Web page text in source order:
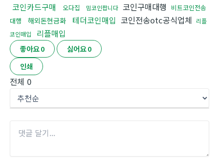
코인카드구매 오다집 밈코인팝니다 코인구매대행
비트코인전송
대행
해외돈현금화 테더코인매입 코인전송otc공식업체 리플
코인매입
리플매입
좋아요0 싫어요0
인쇄
전체 0